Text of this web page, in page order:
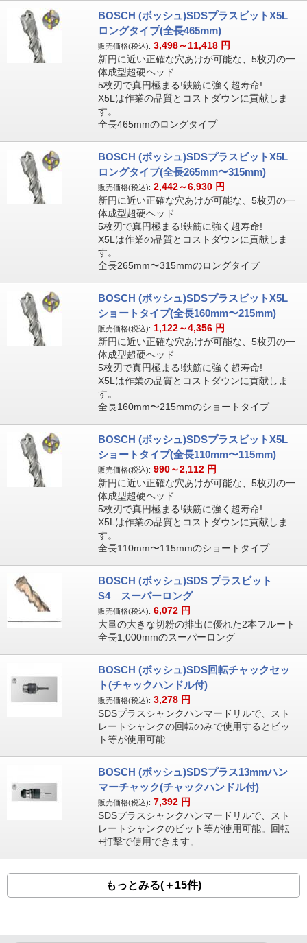
BOSCH (ボッシュ)SDSプラスビットX5L
ロングタイプ(全長465mm)
販売価格(税込): 3,498～11,418 円
新円に近い正確な穴あけが可能な、5枚刃の一
体成型超硬ヘッド
5枚刃で真円極まる!鉄筋に強く超寿命!
X5Lは作業の品質とコストダウンに貢献しま
す。
全長465mmのロングタイプ
BOSCH (ボッシュ)SDSプラスビットX5L
ロングタイプ(全長265mm〜315mm)
販売価格(税込): 2,442～6,930 円
新円に近い正確な穴あけが可能な、5枚刃の一
体成型超硬ヘッド
5枚刃で真円極まる!鉄筋に強く超寿命!
X5Lは作業の品質とコストダウンに貢献しま
す。
全長265mm〜315mmのロングタイプ
BOSCH (ボッシュ)SDSプラスビットX5L
ショートタイプ(全長160mm〜215mm)
販売価格(税込): 1,122～4,356 円
新円に近い正確な穴あけが可能な、5枚刃の一
体成型超硬ヘッド
5枚刃で真円極まる!鉄筋に強く超寿命!
X5Lは作業の品質とコストダウンに貢献しま
す。
全長160mm〜215mmのショートタイプ
BOSCH (ボッシュ)SDSプラスビットX5L
ショートタイプ(全長110mm〜115mm)
販売価格(税込): 990～2,112 円
新円に近い正確な穴あけが可能な、5枚刃の一
体成型超硬ヘッド
5枚刃で真円極まる!鉄筋に強く超寿命!
X5Lは作業の品質とコストダウンに貢献しま
す。
全長110mm〜115mmのショートタイプ
BOSCH (ボッシュ)SDS プラスビット
S4 スーパーロング
販売価格(税込): 6,072 円
大量の大きな切粉の排出に優れた2本フルート
全長1,000mmのスーパーロング
BOSCH (ボッシュ)SDS回転チャックセッ
ト(チャックハンドル付)
販売価格(税込): 3,278 円
SDSプラスシャンクハンマードリルで、スト
レートシャンクの回転のみで使用するとビッ
ト等が使用可能
BOSCH (ボッシュ)SDSプラス13mmハン
マーチャック(チャックハンドル付)
販売価格(税込): 7,392 円
SDSプラスシャンクハンマードリルで、スト
レートシャンクのビット等が使用可能。回転
+打撃で使用できます。
もっとみる(＋15件)